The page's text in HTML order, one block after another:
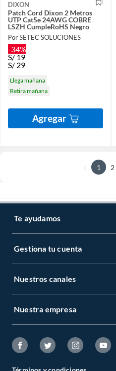
DIXON
Patch Cord Dixon 2 Metros
UTP Cat5e 24AWG COBRE
LSZH CumpleRoHS Negro
Por SETEC SOLUCIONES
-34%
S/ 19
S/ 29
Llega mañana
Retira mañana
Agregar
1 2
Te ayudamos
Gestiona tu cuenta
Nuestros canales
Nuestra empresa